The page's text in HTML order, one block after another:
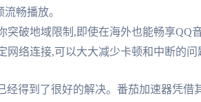
畅播放。
突破地域限制,即使在海外也能畅享QQ
络连接,可以大大减少卡顿和中断的问
经得到了很好的解决。番茄加速器凭